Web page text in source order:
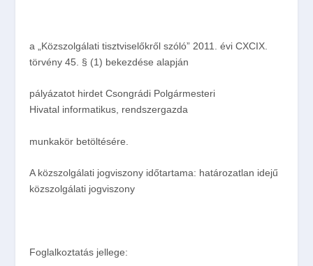
a „Közszolgálati tisztviselőkről szóló” 2011. évi CXCIX.
törvény 45. § (1) bekezdése alapján
pályázatot hirdetCsongrádi Polgármesteri
Hivatal informatikus, rendszergazda
munkakör betöltésére.
A közszolgálati jogviszony időtartama: határozatlan idejű
közszolgálati jogviszony
Foglalkoztatás jellege: